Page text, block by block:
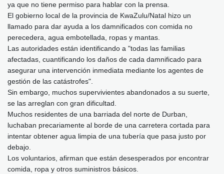
ya que no tiene permiso para hablar con la prensa.
El gobierno local de la provincia de KwaZulu/Natal hizo un
llamado para dar ayuda a los damnificados con comida no
perecedera, agua embotellada, ropas y mantas.
Las autoridades están identificando a "todas las familias
afectadas, cuantificando los daños de cada damnificado para
asegurar una intervención inmediata mediante los agentes de
gestión de las catástrofes".
Sin embargo, muchos supervivientes abandonados a su suerte,
se las arreglan con gran dificultad.
Muchos residentes de una barriada del norte de Durban,
luchaban precariamente al borde de una carretera cortada para
intentar obtener agua limpia de una tubería que pasa justo por
debajo.
Los voluntarios, afirman que están desesperados por encontrar
comida, ropa y otros suministros básicos.